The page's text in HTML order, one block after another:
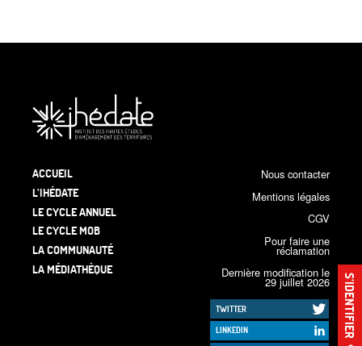
S’IDENTIFIER
ACCUEIL
L’IHÉDATE
LE CYCLE ANNUEL
LE CYCLE MOB
LA COMMUNAUTÉ
LA MÉDIATHÈQUE
Nous contacter
Mentions légales
CGV
Pour faire une
réclamation
Dernière modification le
29 juillet 2026
TWITTER
LINKEDIN